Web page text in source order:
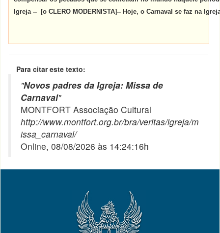
Igreja -- [o CLERO MODERNISTA]-- Hoje, o Carnaval se faz na
Para citar este texto:
"Novos padres da Igreja: Missa de
Carnaval"
MONTFORT Associação Cultural
http://www.montfort.org.br/bra/veritas/igreja/m
issa_carnaval/
Online, 08/08/2026 às 14:24:16h